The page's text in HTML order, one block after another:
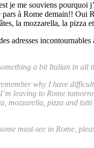
je me souviens pourquoi
pars à Rome demain!! Oui
la mozzarella, la pizza
adresses incontournables
a bit Italian in all
why I have
leaving to Rome
mozzarella, pizza and
must-see in Rome,